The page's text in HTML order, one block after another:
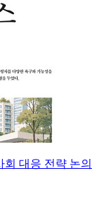
대응 전략 논의